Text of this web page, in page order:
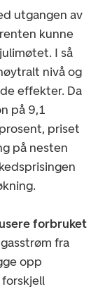
utgangen av
kunne
I så
nivå og
effekter. Da
på 9,1
priset
på nesten
forbruket
fra
opp